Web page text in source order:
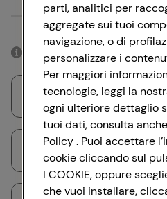
Accedendo con il tuo account
Accedi
parti, analitici per
aggregate sui tuoi
navigazione, o di
personalizzare i
Per maggiori
tecnologie, leggi la
ogni ulteriore dettaglio
tuoi dati, consulta
Policy . Puoi accettare
cookie cliccando sul
I COOKIE, oppure
che vuoi installare,